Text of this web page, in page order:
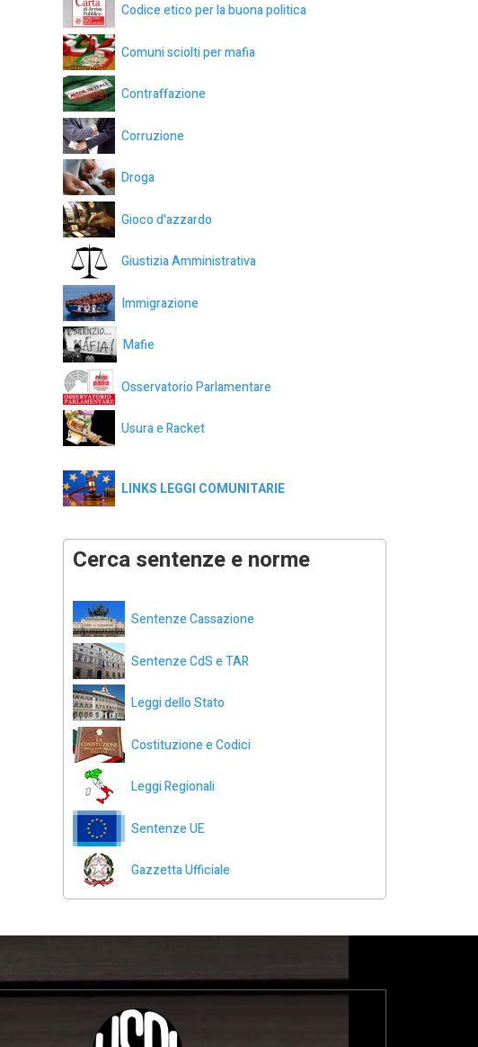
Codice etico per la buona politica
Comuni sciolti per mafia
Contraffazione
Corruzione
Droga
Gioco d'azzardo
Giustizia Amministrativa
Immigrazione
Mafie
Osservatorio Parlamentare
Usura e Racket
LINKS LEGGI COMUNITARIE
Cerca sentenze e norme
Sentenze Cassazione
Sentenze CdS e TAR
Leggi dello Stato
Costituzione e Codici
Leggi Regionali
Sentenze UE
Gazzetta Ufficiale